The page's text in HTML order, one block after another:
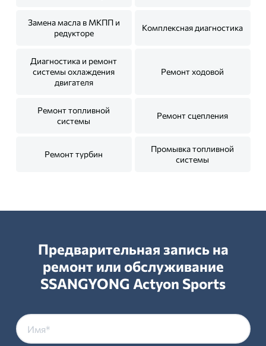
Замена масла в МКПП и
редукторе
Комплексная диагностика
Диагностика и ремонт
системы охлаждения
двигателя
Ремонт ходовой
Ремонт топливной
системы
Ремонт сцепления
Ремонт турбин
Промывка топливной
системы
Предварительная запись на
ремонт или обслуживание
SSANGYONG Actyon Sports